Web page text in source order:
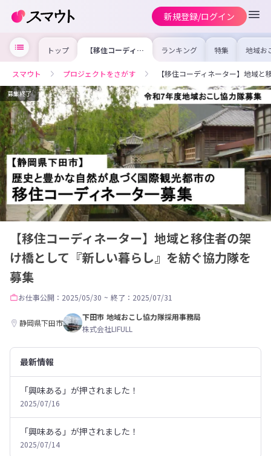
新規登録/ログイン
トップ 【移住コーディネ
ーター】地域と移
て『新しい暮ら
し』を紡ぐ協力隊
を募集
ランキング 特集 地域お
の求
を集め
事内容
を比較
合った
けよう
スマウト プロジェクトをさがす 【移住コーディネーター】地域
募集終了
【移住コーディネーター】地域と移住者の架
け橋として『新しい暮らし』を紡ぐ協力隊を
募集
お仕事公開：2025/05/30 ~ 終了：2025/07/31
静岡県下田市
下田市 地域おこし協力隊採用事務局
株式会社LIFULL
最新情報
「興味ある」が押されました！
2025/07/16
「興味ある」が押されました！
2025/07/14